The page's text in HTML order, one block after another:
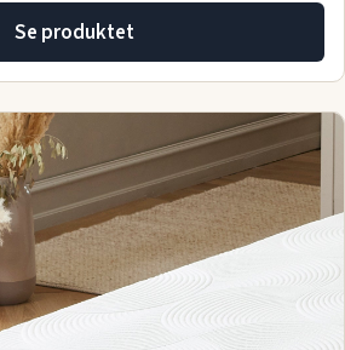
Se produktet